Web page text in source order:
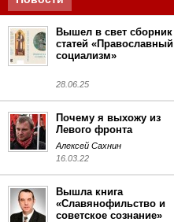
Вышел в свет сборник
статей «Православный
социализм»
28.06.25
Почему я выхожу из
Левого фронта
Алексей Сахнин
16.03.22
Вышла книга
«Славянофильство и
советское сознание»